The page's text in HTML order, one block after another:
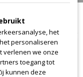
3
het
personaliseren
verlenen we onze
toegang tot
kunnen deze